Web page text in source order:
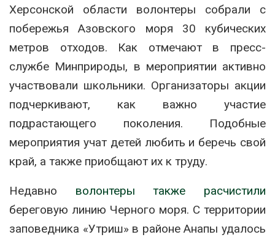
Херсонской области волонтеры собрали с
побережья Азовского моря 30 кубических
метров отходов. Как отмечают в пресс-
службе Минприроды, в мероприятии активно
участвовали школьники. Организаторы акции
подчеркивают, как важно участие
подрастающего поколения. Подобные
мероприятия учат детей любить и беречь свой
край, а также приобщают их к труду.
Недавно волонтеры также расчистили
береговую линию Черного моря. С территории
заповедника «Утриш» в районе Анапы удалось